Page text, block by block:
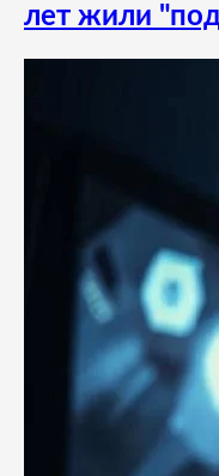
лет жили